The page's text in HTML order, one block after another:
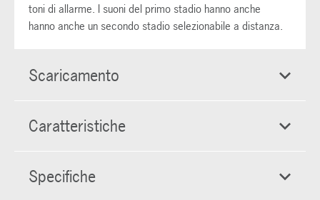
toni di allarme. I suoni del primo stadio hanno anche
hanno anche un secondo stadio selezionabile a distanza.
Scaricamento
Caratteristiche
Specifiche